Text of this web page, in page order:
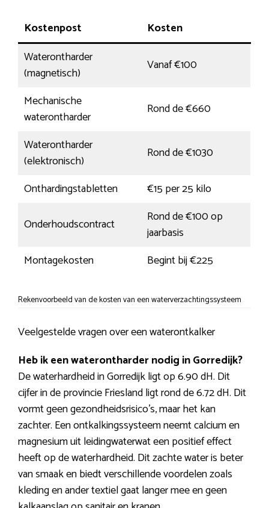
Kostenpost
Kosten
Waterontharder
(magnetisch)
Vanaf €100
Mechanische
waterontharder
Rond de €660
Waterontharder
(elektronisch)
Rond de €1030
Onthardingstabletten
€15 per 25 kilo
Onderhoudscontract
Rond de €100 op
jaarbasis
Montagekosten
Begint bij €225
Rekenvoorbeeld van de kosten van een waterverzachtingssysteem
Veelgestelde vragen over een waterontkalker
Heb ik een waterontharder nodig in Gorredijk?
De waterhardheid in Gorredijk ligt op 6.90 dH. Dit
cijfer in de provincie Friesland ligt rond de 6.72 dH. Dit
vormt geen gezondheidsrisico’s, maar het kan
zachter. Een ontkalkingssysteem neemt calcium en
magnesium uit leidingwaterwat een positief effect
heeft op de waterhardheid. Dit zachte water is beter
van smaak en biedt verschillende voordelen zoals
kleding en ander textiel gaat langer mee en geen